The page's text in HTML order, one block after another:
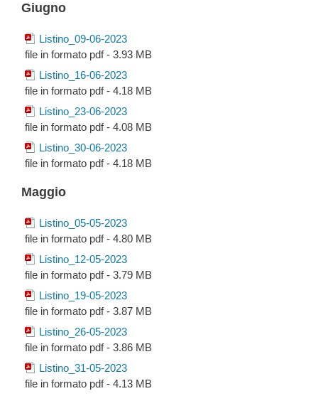
Giugno
Listino_09-06-2023
file in formato pdf - 3.93 MB
Listino_16-06-2023
file in formato pdf - 4.18 MB
Listino_23-06-2023
file in formato pdf - 4.08 MB
Listino_30-06-2023
file in formato pdf - 4.18 MB
Maggio
Listino_05-05-2023
file in formato pdf - 4.80 MB
Listino_12-05-2023
file in formato pdf - 3.79 MB
Listino_19-05-2023
file in formato pdf - 3.87 MB
Listino_26-05-2023
file in formato pdf - 3.86 MB
Listino_31-05-2023
file in formato pdf - 4.13 MB